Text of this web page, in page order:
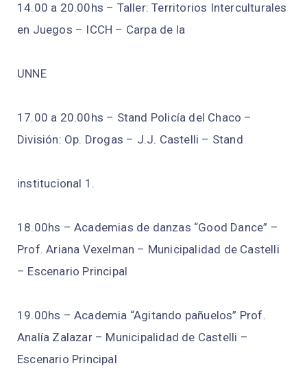
14.00 a 20.00hs – Taller: Territorios Interculturales
en Juegos – ICCH – Carpa de la
UNNE
17.00 a 20.00hs – Stand Policía del Chaco –
División: Op. Drogas – J.J. Castelli – Stand
institucional 1.
18.00hs – Academias de danzas “Good Dance” –
Prof. Ariana Vexelman – Municipalidad de Castelli
– Escenario Principal
19.00hs – Academia “Agitando pañuelos” Prof.
Analía Zalazar – Municipalidad de Castelli –
Escenario Principal